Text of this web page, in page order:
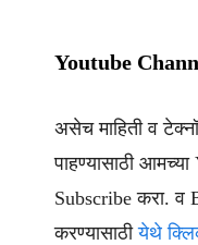
Youtube
असेच माहिती व
पाहण्यासाठी
Subscribe करा. व
करण्यासाठीयेथे